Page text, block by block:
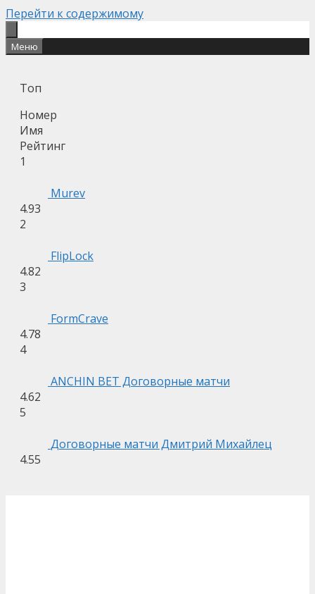
Перейти к содержимому
Меню
Топ
Номер
Имя
Рейтинг
1
Murev
4.93
2
FlipLock
4.82
3
FormCrave
4.78
4
ANCHIN BET Договорные матчи
4.62
5
Договорные матчи Дмитрий Михайлец
4.55